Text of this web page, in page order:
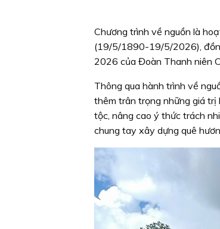
Chương trình về nguồn là
(19/5/1890-19/5/2026),
2026 của Đoàn Thanh niên
Thông qua hành trình về
thêm trân trọng những giá trị
tộc, nâng cao ý thức trách
chung tay xây dựng quê